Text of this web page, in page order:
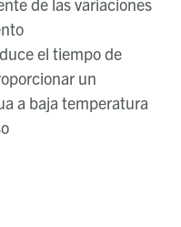
de las variaciones
el tiempo de
un
a baja temperatura